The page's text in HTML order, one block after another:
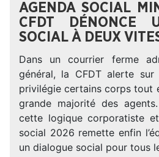
AGENDA SOCIAL
CFDT DÉNONCE
SOCIAL À DEUX
Dans un courrier ferme
général, la CFDT alerte
privilégie certains corps tout
grande majorité des
cette logique corporatiste
social 2026 remette enfin
un dialogue social pour tous